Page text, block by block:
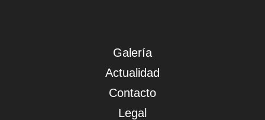
Galería
Actualidad
Contacto
Legal